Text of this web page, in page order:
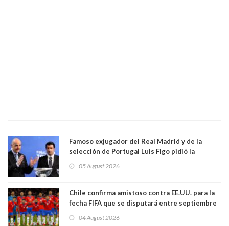
Famoso exjugador del Real Madrid y de la
selección de Portugal Luis Figo pidió la
comportamiento más bajo y cobarde que he
05 August 2026
Chile confirma amistoso contra EE.UU. para la
fecha FIFA que se disputará entre septiembre
04 August 2026